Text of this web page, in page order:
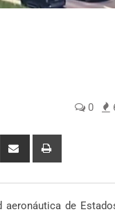
0
Reddit
Share
de